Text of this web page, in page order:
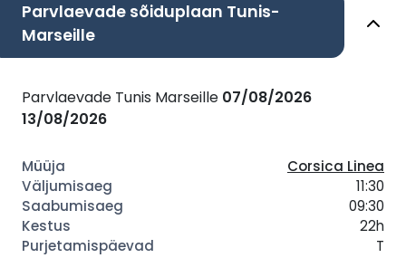
Parvlaevade sõiduplaan Tunis-
Marseille
Parvlaevade Tunis Marseille 07/08/2026
13/08/2026
Corsica Linea
11:30
09:30
22h
T